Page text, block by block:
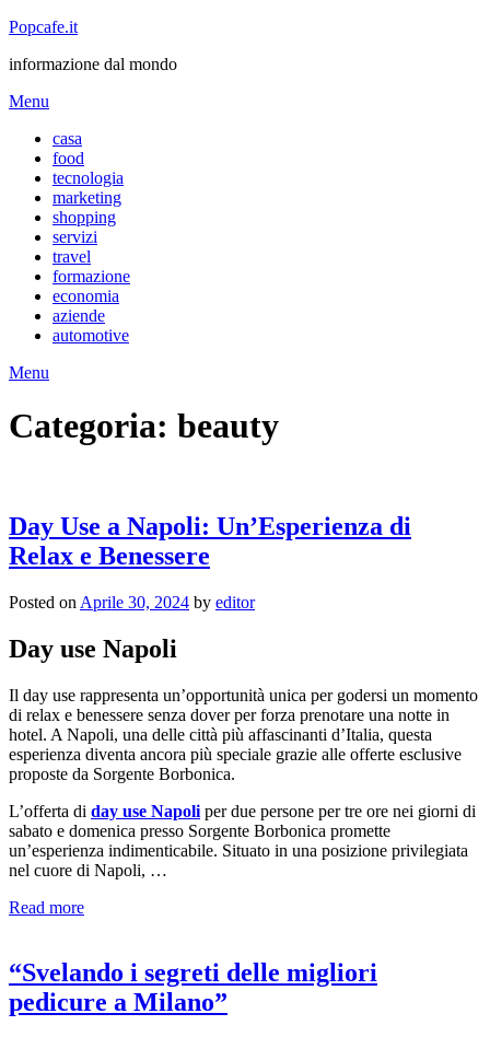
Popcafe.it
informazione dal mondo
Menu
casa
food
tecnologia
marketing
shopping
servizi
travel
formazione
economia
aziende
automotive
Menu
Categoria: beauty
Day Use a Napoli: Un’Esperienza di
Relax e Benessere
Posted on Aprile 30, 2024 by editor
Day use Napoli
Il day use rappresenta un’opportunità unica per godersi un momento
di relax e benessere senza dover per forza prenotare una notte in
hotel. A Napoli, una delle città più affascinanti d’Italia, questa
esperienza diventa ancora più speciale grazie alle offerte esclusive
proposte da Sorgente Borbonica.
L’offerta di day use Napoli per due persone per tre ore nei giorni di
sabato e domenica presso Sorgente Borbonica promette
un’esperienza indimenticabile. Situato in una posizione privilegiata
nel cuore di Napoli, …
Read more
“Svelando i segreti delle migliori
pedicure a Milano”